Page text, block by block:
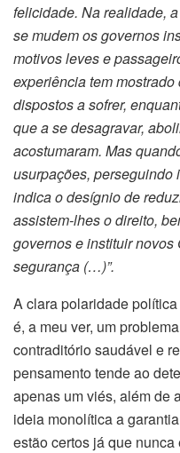
felicidade. Na realidade,
se mudem os governos
motivos leves e
experiência tem
dispostos a sofrer,
que a se desagravar,
acostumaram. Mas
usurpações, perseguindo
indica o desígnio de
assistem-lhes o direito,
governos e instituir
segurança (…)”.
A clara polaridade
é, a meu ver, um
contraditório saudável e
pensamento tende ao
apenas um viés, além de
ideia monolítica a
estão certos já que